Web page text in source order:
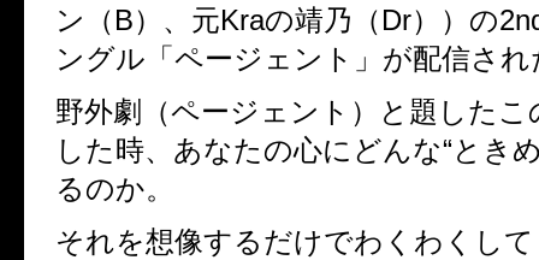
ン（B） 、元Kraの靖乃（Dr））の
ングル「ページェント」が配信され
野外劇（ページェント）と題したこ
した時、あなたの心にどんな“とき
るのか。
それを想像するだけでわくわくし